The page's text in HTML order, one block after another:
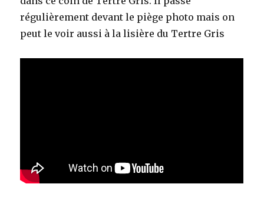
régulièrement devant le piège photo mais on
peut le voir aussi à la lisière du Tertre Gris